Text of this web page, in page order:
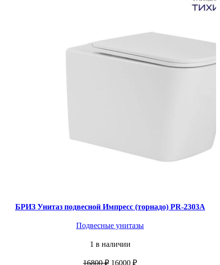
БРИЗ Унитаз подвесной Импресс (торнадо) PR-2303A
Подвесные унитазы
1 в наличии
16800₽ Первоначальная
16000 ₽Текущая